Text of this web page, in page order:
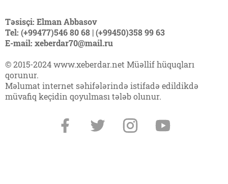
Təsisçi: Elman Abbasov
Tel: (+99477)546 80 68 | (+99450)358 99 63
E-mail: xeberdar70@mail.ru
© 2015-2024 www.xeberdar.net Müəllif hüquqları
qorunur.
Məlumat internet səhifələrində istifadə edildikdə
müvafiq keçidin qoyulması tələb olunur.